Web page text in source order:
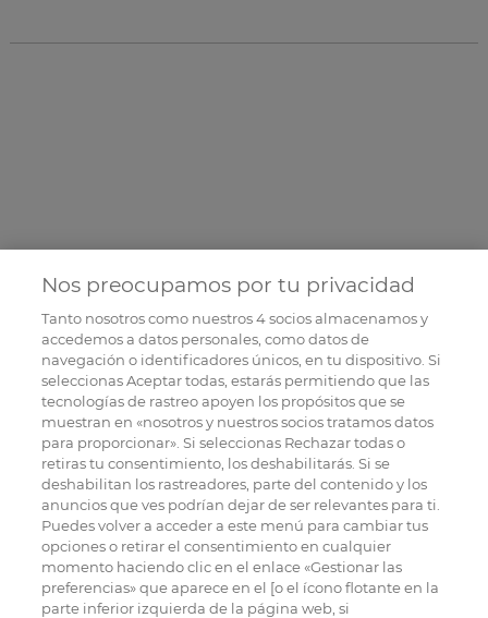
Nos preocupamos por tu privacidad
Tanto nosotros como nuestros4socios almacenamos y
accedemos a datos personales, como datos de
navegación o identificadores únicos, en tu dispositivo. Si
seleccionas Aceptar todas, estarás permitiendo que las
tecnologías de rastreo apoyen los propósitos que se
muestran en «nosotros y nuestros socios tratamos datos
para proporcionar». Si seleccionas Rechazar todas o
retiras tu consentimiento, los deshabilitarás. Si se
deshabilitan los rastreadores, parte del contenido y los
anuncios que ves podrían dejar de ser relevantes para ti.
Puedes volver a acceder a este menú para cambiar tus
opciones o retirar el consentimiento en cualquier
momento haciendo clic en el enlace «Gestionar las
preferencias» que aparece en el [o el ícono flotante en la
parte inferior izquierda de la página web, si